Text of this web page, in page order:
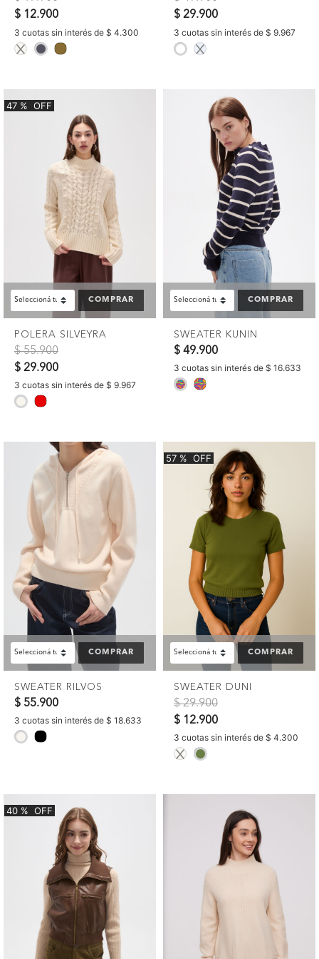
$ 12.900
3 cuotas sin interés de $ 4.300
selected
$ 29.900
3 cuotas sin interés de $ 9.967
selected
47 % OFF
COMPRAR
POLERA SILVEYRA
Precio reducido de
$ 55.900a
$ 29.900
3 cuotas sin interés de $ 9.967
selected
COMPRAR
SWEATER KUNIN
$ 49.900
3 cuotas sin interés de $ 16.633
selected
COMPRAR
SWEATER RILVOS
$ 55.900
3 cuotas sin interés de $ 18.633
selected
57 % OFF
COMPRAR
SWEATER DUNI
Precio reducido de
$ 29.900a
$ 12.900
3 cuotas sin interés de $ 4.300
40 % OFF